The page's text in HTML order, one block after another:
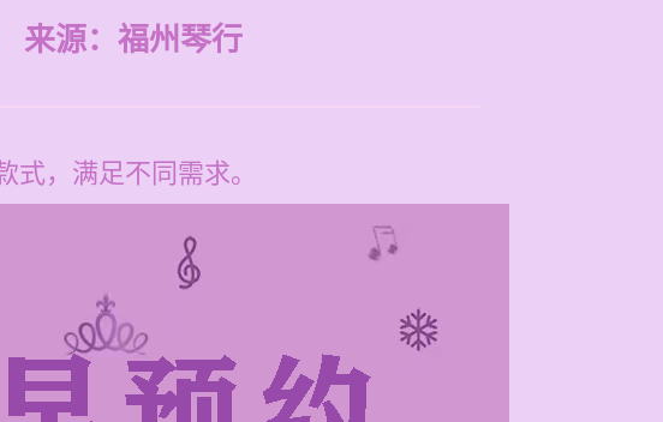
来源： 福州琴行
，满足不同需求。